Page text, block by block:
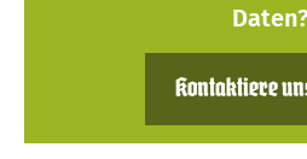
Kontaktiere